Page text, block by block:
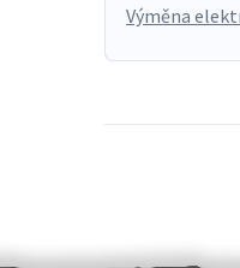
Výměna